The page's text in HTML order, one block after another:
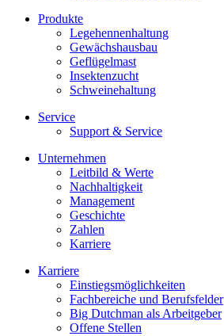
Produkte
Legehennenhaltung
Gewächshausbau
Geflügelmast
Insektenzucht
Schweinehaltung
Service
Support & Service
Unternehmen
Leitbild & Werte
Nachhaltigkeit
Management
Geschichte
Zahlen
Karriere
Karriere
Einstiegsmöglichkeiten
Fachbereiche und Berufsfelder
Big Dutchman als Arbeitgeber
Offene Stellen